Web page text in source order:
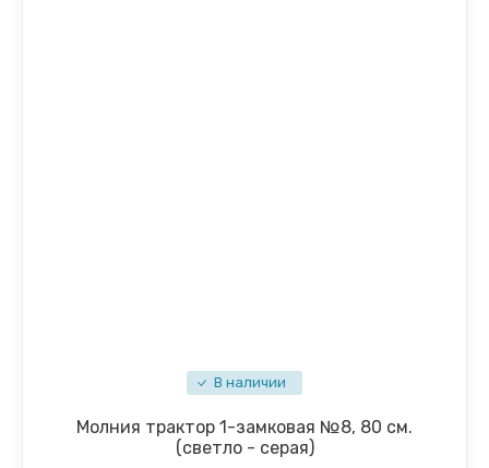
В наличии
Молния трактор 1-замковая №8, 80 см.
(светло - серая)